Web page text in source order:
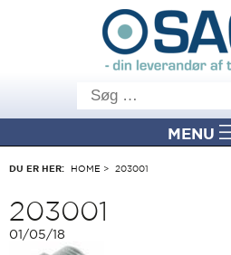
MENU
DU ER HER: HOME > 203001
203001
01/05/18